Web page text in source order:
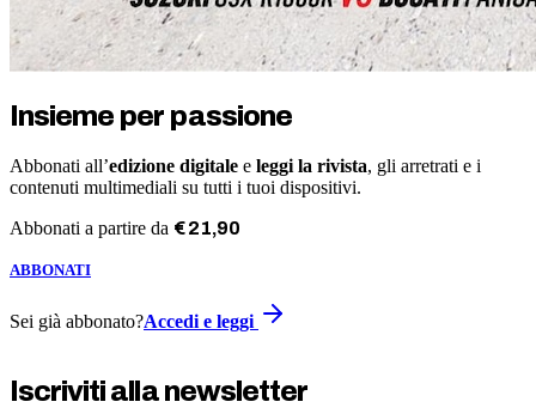
Insieme per passione
Abbonati all’edizione digitale e leggi la rivista, gli arretrati e i
contenuti multimediali su tutti i tuoi dispositivi.
Abbonati a partire da €21,90
ABBONATI
Sei già abbonato?Accedi e leggi
Iscriviti alla newsletter